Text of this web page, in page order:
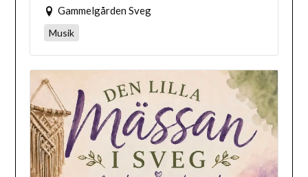
Gammelgården Sveg
Musik